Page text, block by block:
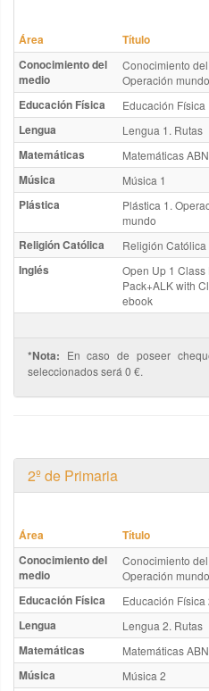
Área Título
Conocimiento del
medio
Conocimiento
Operación mundo
Educación Física Educación Física
Lengua Lengua 1. Rutas
Matemáticas Matemáticas
Música Música 1
Plástica
Plástica 1.
mundo
Religión Católica Religión Católica
Inglés
Open Up 1 Class
Pack+ALK with
ebook
*Nota: En caso de poseer
seleccionados será 0 €.
2º de Primaria
Área Título
Conocimiento del
medio
Conocimiento
Operación mundo
Educación Física Educación Física
Lengua Lengua 2. Rutas
Matemáticas Matemáticas
Música Música 2